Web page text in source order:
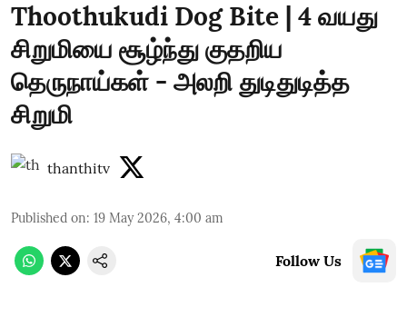
Thoothukudi Dog Bite | 4 வயது
சிறுமியை சூழ்ந்து குதறிய
தெருநாய்கள் - அலறி துடிதுடித்த
சிறுமி
thanthitv
Published on: 19 May 2026, 4:00 am
Follow Us